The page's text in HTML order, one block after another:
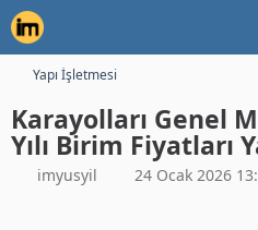
Yapı İşletmesi
Karayolları Genel
Yılı Birim Fiyatları
imyusyil 24 Ocak 2026